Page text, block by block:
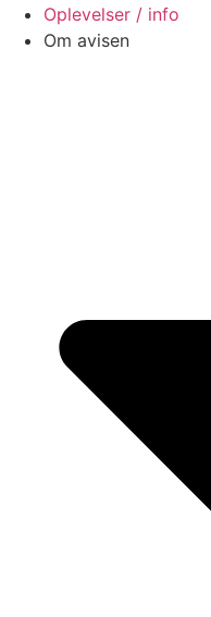
Oplevelser / info
Om avisen